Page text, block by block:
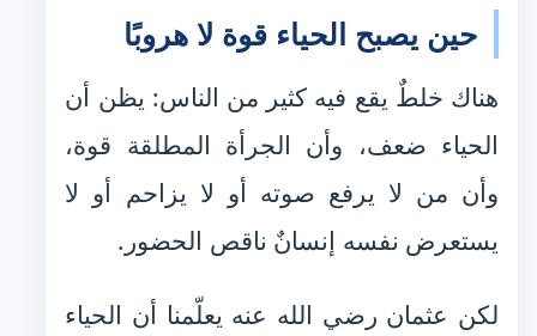
حين يصبح الحياء قوة لا هروبًا
هناك خلطٌ يقع فيه كثير من الناس: يظن أن
الحياء ضعف، وأن الجرأة المطلقة قوة،
وأن من لا يرفع صوته أو لا يزاحم أو لا
يستعرض نفسه إنسانٌ ناقص الحضور.
لكن عثمان رضي الله عنه يعلّمنا أن الحياء